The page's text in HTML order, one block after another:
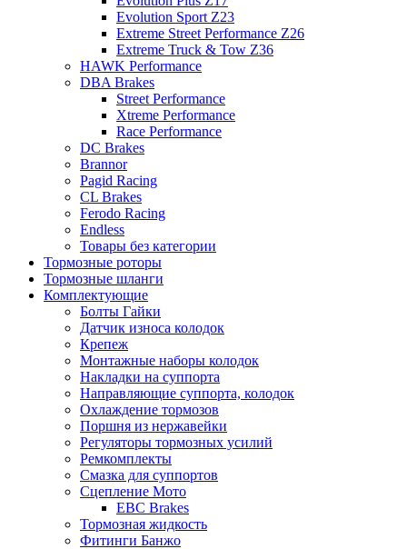
Evolution Sport Z23
Extreme Street Performance Z26
Extreme Truck & Tow Z36
HAWK Performance
DBA Brakes
Street Performance
Xtreme Performance
Race Performance
DC Brakes
Brannor
Pagid Racing
CL Brakes
Ferodo Racing
Endless
Товары без категории
Тормозные роторы
Тормозные шланги
Комплектующие
Болты Гайки
Датчик износа колодок
Крепеж
Монтажные наборы колодок
Накладки на суппорта
Направляющие суппорта, колодок
Охлаждение тормозов
Поршня из нержавейки
Регуляторы тормозных усилий
Ремкомплекты
Смазка для суппортов
Сцепление Мото
EBC Brakes
Тормозная жидкость
Фитинги Банжо